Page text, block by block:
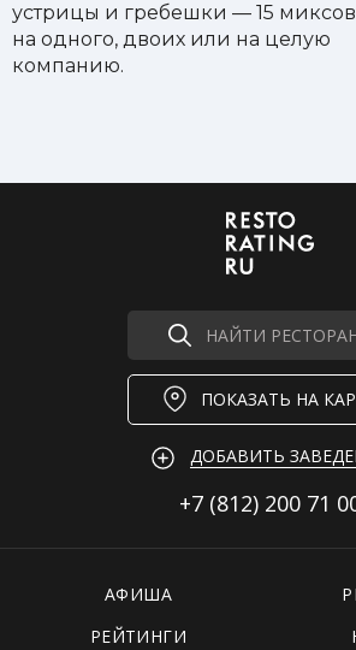
устрицы и гребешки — 15 миксов
на одного, двоих или на целую
компанию.
НАЙТИ
ПОКАЗАТЬ НА
ДОБАВИТЬ
+7 (812) 200 71
АФИША
РЕЙТИНГИ